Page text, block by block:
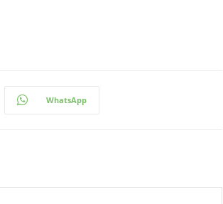
WhatsApp